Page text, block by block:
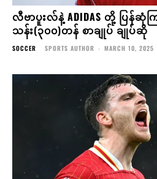
လီဗာပူးလ်နဲ့ ADIDAS တို့ ပြန်ဆုံကြ
သန်း(၃၀၀)တန် စာချုပ် ချုပ်ဆို
SOCCER SPORTS AUTHOR - MARCH 10, 2025